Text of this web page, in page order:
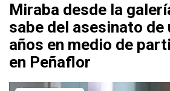
Miraba desde la
sabe del asesinato de
años en medio de
en Peñaflor